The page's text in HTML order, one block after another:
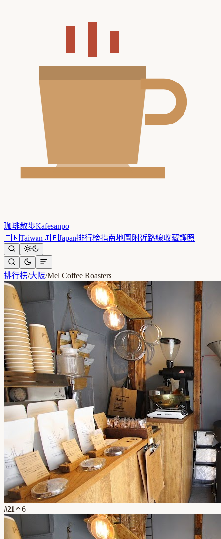
珈琲散歩Kafesanpo
🇹🇼Taiwan🇯🇵Japan排行榜指南地圖 附近路線收藏護照
排行榜/大阪/Mel Coffee Roasters
#21 6